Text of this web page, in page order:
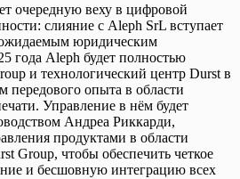
очередную веху в цифровой
слияние с Aleph SrL вступает
юридическим
года Aleph будет полностью
и технологический центр Durst в
передового опыта в области
​​Управление в нём будет
Андреа Риккарди,
продуктами в области
Group, чтобы обеспечить четкое
и бесшовную интеграцию всех